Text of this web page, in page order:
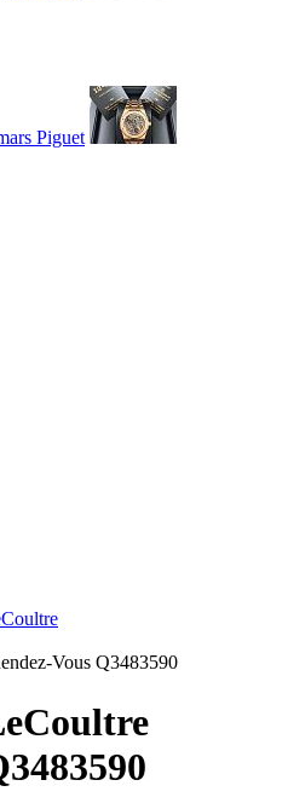
Piguet
Vous Q3483590